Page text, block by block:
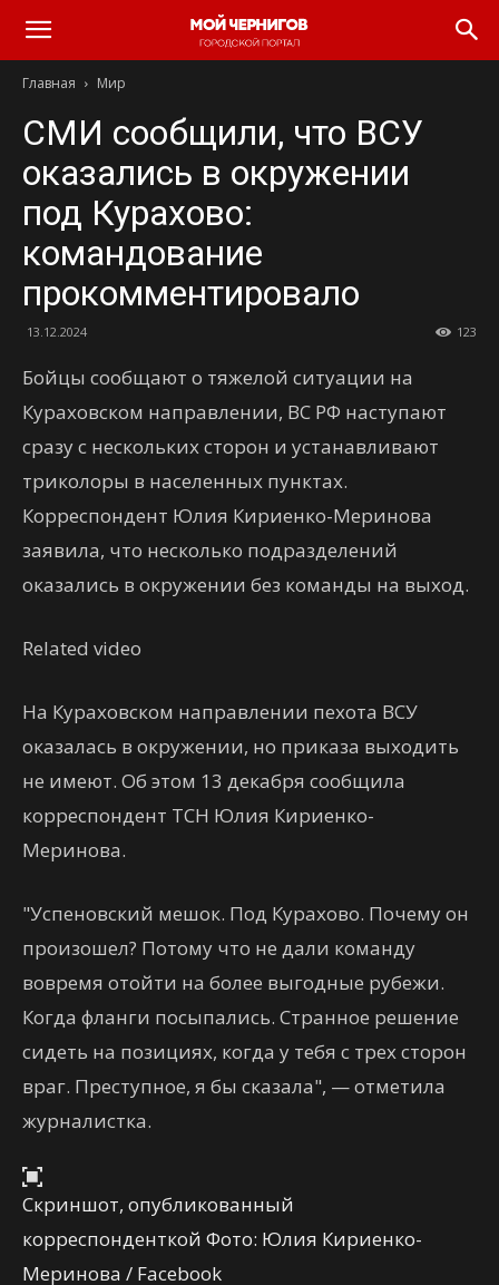
Главная Мир
СМИ сообщили, что ВСУ
оказались в окружении
под Курахово:
командование
прокомментировало
13.12.2024 123
Бойцы сообщают о тяжелой ситуации на
Кураховском направлении, ВС РФ наступают
сразу с нескольких сторон и устанавливают
триколоры в населенных пунктах.
Корреспондент Юлия Кириенко-Меринова
заявила, что несколько подразделений
оказались в окружении без команды на выход.
Related video
На Кураховском направлении пехота ВСУ
оказалась в окружении, но приказа выходить
не имеют. Об этом 13 декабря сообщила
корреспондент ТСН Юлия Кириенко-
Меринова.
"Успеновский мешок. Под Курахово. Почему он
произошел? Потому что не дали команду
вовремя отойти на более выгодные рубежи.
Когда фланги посыпались. Странное решение
сидеть на позициях, когда у тебя с трех сторон
враг. Преступное, я бы сказала", — отметила
журналистка.
Скриншот, опубликованный
корреспонденткой Фото: Юлия Кириенко-
Меринова / Facebook